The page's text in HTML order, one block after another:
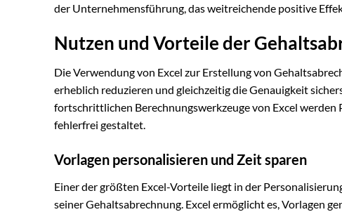
der Unternehmensführung, das weitreichende positive
Nutzen und Vorteile der
Die Verwendung von Excel zur Erstellung von
erheblich reduzieren und gleichzeitig die Genauigkeit
fortschrittlichen Berechnungswerkzeuge von Excel
fehlerfrei gestaltet.
Vorlagen personalisieren und Zeit sparen
Einer der größten Excel-Vorteile liegt in der
seiner Gehaltsabrechnung. Excel ermöglicht es, Vorlagen